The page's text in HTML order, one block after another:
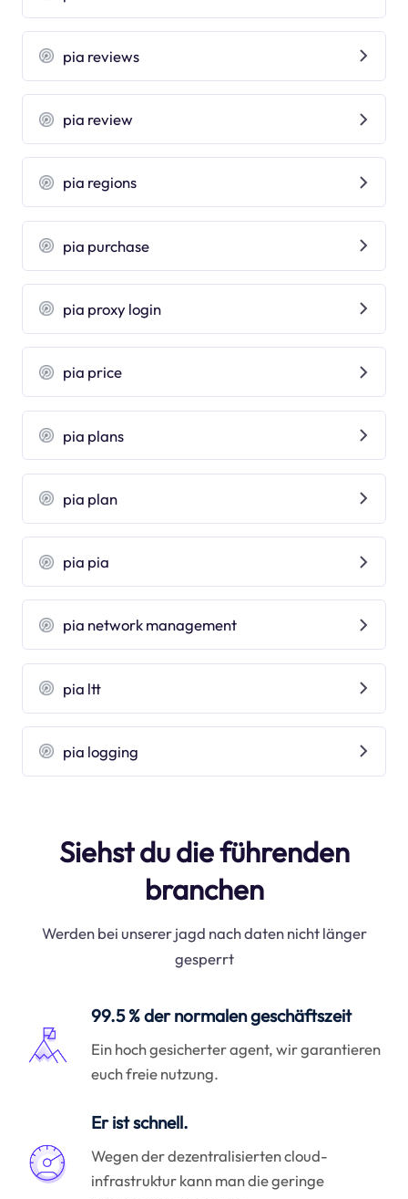
pia reviews
pia review
pia regions
pia purchase
pia proxy login
pia price
pia plans
pia plan
pia pia
pia network management
pia ltt
pia logging
Siehst du die führenden
branchen
Werden bei unserer jagd nach daten nicht länger
gesperrt
99.5 % der normalen geschäftszeit
Ein hoch gesicherter agent, wir garantieren
euch freie nutzung.
Er ist schnell.
Wegen der dezentralisierten cloud-
infrastruktur kann man die geringe